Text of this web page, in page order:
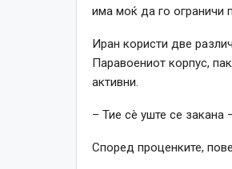
има моќ да го ограничи
Иран користи две
Паравоениот корпус,
активни.
– Тие сè уште се закана
Според проценките,